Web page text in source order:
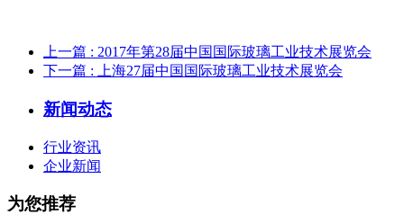
上一篇 : 2017年第28届中国国际玻璃工业技术展览会
下一篇 : 上海27届中国国际玻璃工业技术展览会
新闻动态
行业资讯
企业新闻
为您推荐